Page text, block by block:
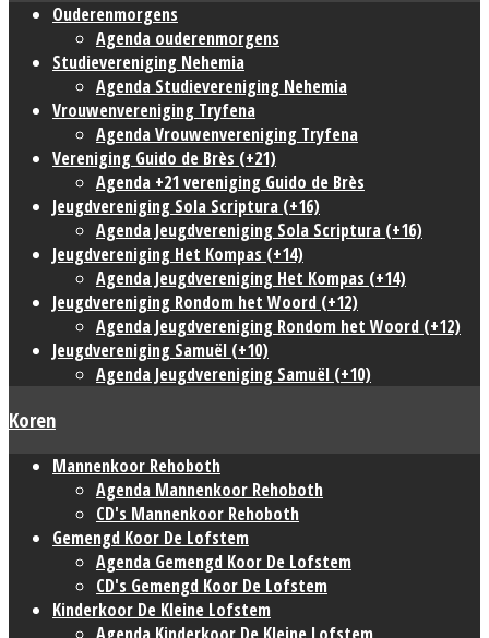
Ouderenmorgens
Agenda ouderenmorgens
Studievereniging Nehemia
Agenda Studievereniging Nehemia
Vrouwenvereniging Tryfena
Agenda Vrouwenvereniging Tryfena
Vereniging Guido de Brès (+21)
Agenda +21 vereniging Guido de Brès
Jeugdvereniging Sola Scriptura (+16)
Agenda Jeugdvereniging Sola Scriptura (+16)
Jeugdvereniging Het Kompas (+14)
Agenda Jeugdvereniging Het Kompas (+14)
Jeugdvereniging Rondom het Woord (+12)
Agenda Jeugdvereniging Rondom het Woord (+12)
Jeugdvereniging Samuël (+10)
Agenda Jeugdvereniging Samuël (+10)
Koren
Mannenkoor Rehoboth
Agenda Mannenkoor Rehoboth
CD's Mannenkoor Rehoboth
Gemengd Koor De Lofstem
Agenda Gemengd Koor De Lofstem
CD's Gemengd Koor De Lofstem
Kinderkoor De Kleine Lofstem